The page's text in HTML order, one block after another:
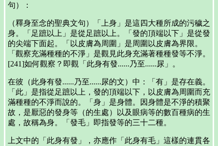
句）：
（釋身至念的聖典文句）「上身」是這四大種所成的污穢之
身。「足蹠以上」是從足蹠以上。「發的頂端以下」是從發
的尖端下面起。「以皮膚為周圍」是周圍以皮膚為界限。
「觀察充滿種種的不淨」是觀見此身充滿著種種發等不淨。
[241]如何觀察？即觀「此身有發......乃至......尿」。
在彼（此身有發......乃至......尿的文）中：「有」是存在義。
「此」是指從足蹠以上，發的頂端以下，以皮膚為周圍而充
滿種種的不淨而說的。「身」是身體。因身體是不淨的積聚
故，是厭惡的發身等（的生處）以及眼病等的數百種病的生
處，故稱為身。「發毛」即指發等的三十二種。
上文中的「此身有發」，亦應作「此身有毛」這樣的連貫各